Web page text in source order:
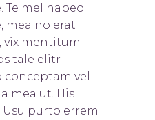
Te mel habeo
mea no erat
vix mentitum
tale elitr
vel
mea ut. His
purto errem